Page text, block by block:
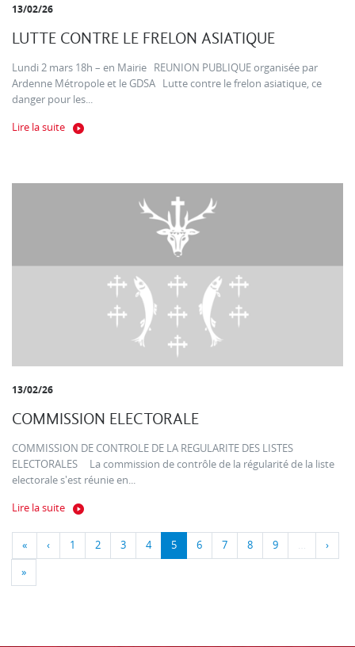
13/02/26
LUTTE CONTRE LE FRELON ASIATIQUE
Lundi 2 mars 18h – en Mairie REUNION PUBLIQUE organisée par
Ardenne Métropole et le GDSA Lutte contre le frelon asiatique, ce
danger pour les...
Lire la suite
13/02/26
COMMISSION ELECTORALE
COMMISSION DE CONTROLE DE LA REGULARITE DES LISTES
ELECTORALES La commission de contrôle de la régularité de la liste
electorale s'est réunie en...
Lire la suite
« ‹ 1 2 3 4 5 6 7 8 9 … ›
»